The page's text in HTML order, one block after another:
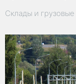
Склады и